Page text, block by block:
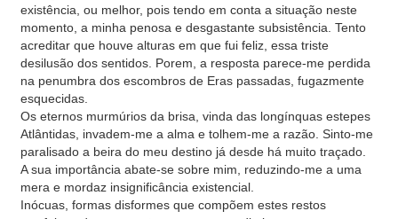
existência, ou melhor, pois tendo em conta a situação neste
momento, a minha penosa e desgastante subsistência. Tento
acreditar que houve alturas em que fui feliz, essa triste
desilusão dos sentidos. Porem, a resposta parece-me perdida
na penumbra dos escombros de Eras passadas, fugazmente
esquecidas.
Os eternos murmúrios da brisa, vinda das longínquas estepes
Atlântidas, invadem-me a alma e tolhem-me a razão. Sinto-me
paralisado a beira do meu destino já desde há muito traçado.
A sua importância abate-se sobre mim, reduzindo-me a uma
mera e mordaz insignificância existencial.
Inócuas, formas disformes que compõem estes restos